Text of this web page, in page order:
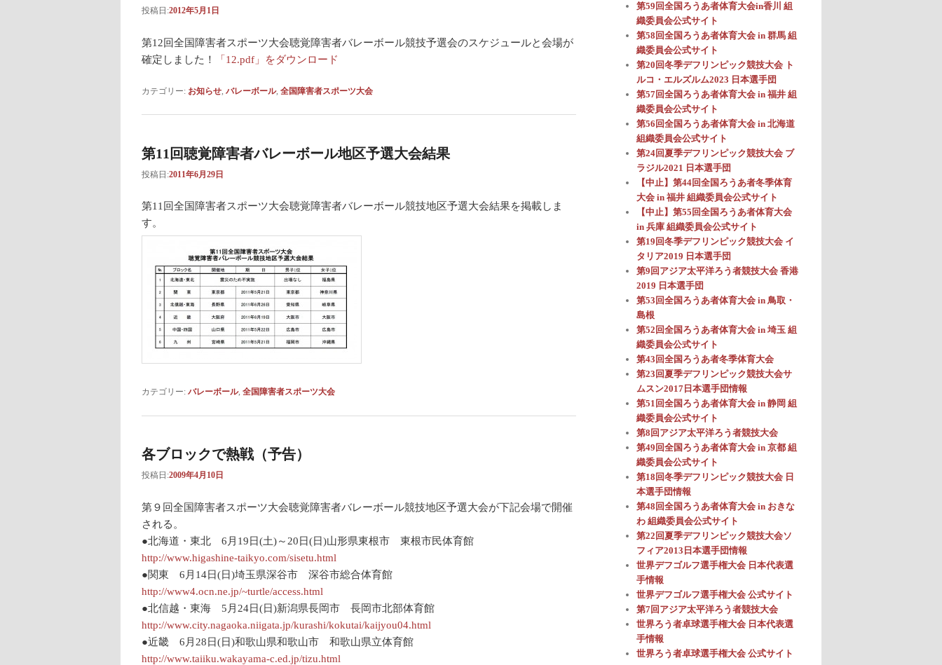
投稿日:2012年5月1日
第12回全国障害者スポーツ大会聴覚障害者バレーボール競技予選会のスケジュールと会場が
確定しました！
「12.pdf」をダウンロード
カテゴリー: お知らせ, バレーボール, 全国障害者スポーツ大会
第11回聴覚障害者バレーボール地区予選大会結果
投稿日:2011年6月29日
第11回全国障害者スポーツ大会聴覚障害者バレーボール競技地区予選大会結果を掲載しま
す。
カテゴリー: バレーボール, 全国障害者スポーツ大会
各ブロックで熱戦（予告）
投稿日:2009年4月10日
第９回全国障害者スポーツ大会聴覚障害者バレーボール競技地区予選大会が下記会場で開催
される。
●北海道・東北 6月19日(土)～20日(日)山形県東根市 東根市民体育館
http://www.higashine-taikyo.com/sisetu.html
●関東 6月14日(日)埼玉県深谷市 深谷市総合体育館
http://www4.ocn.ne.jp/~turtle/access.html
●北信越・東海 5月24日(日)新潟県長岡市 長岡市北部体育館
http://www.city.nagaoka.niigata.jp/kurashi/kokutai/kaijyou04.html
●近畿 6月28日(日)和歌山県和歌山市 和歌山県立体育館
http://www.taiiku.wakayama-c.ed.jp/tizu.html
第59回全国ろうあ者体育大会in香川 組
織委員会公式サイト
第58回全国ろうあ者体育大会 in 群馬 組
織委員会公式サイト
第20回冬季デフリンピック競技大会 ト
ルコ・エルズルム2023 日本選手団
第57回全国ろうあ者体育大会 in 福井 組
織委員会公式サイト
第56回全国ろうあ者体育大会 in 北海道
組織委員会公式サイト
第24回夏季デフリンピック競技大会 ブ
ラジル2021 日本選手団
【中止】第44回全国ろうあ者冬季体育
大会 in 福井 組織委員会公式サイト
【中止】第55回全国ろうあ者体育大会
in 兵庫 組織委員会公式サイト
第19回冬季デフリンピック競技大会 イ
タリア2019 日本選手団
第9回アジア太平洋ろう者競技大会 香港
2019 日本選手団
第53回全国ろうあ者体育大会 in 鳥取・
島根
第52回全国ろうあ者体育大会 in 埼玉 組
織委員会公式サイト
第43回全国ろうあ者冬季体育大会
第23回夏季デフリンピック競技大会サ
ムスン2017日本選手団情報
第51回全国ろうあ者体育大会 in 静岡 組
織委員会公式サイト
第8回アジア太平洋ろう者競技大会
第49回全国ろうあ者体育大会 in 京都 組
織委員会公式サイト
第18回冬季デフリンピック競技大会 日
本選手団情報
第48回全国ろうあ者体育大会 in おきな
わ 組織委員会公式サイト
第22回夏季デフリンピック競技大会ソ
フィア2013日本選手団情報
世界デフゴルフ選手権大会 日本代表選
手情報
世界デフゴルフ選手権大会 公式サイト
第7回アジア太平洋ろう者競技大会
世界ろう者卓球選手権大会 日本代表選
手情報
世界ろう者卓球選手権大会 公式サイト